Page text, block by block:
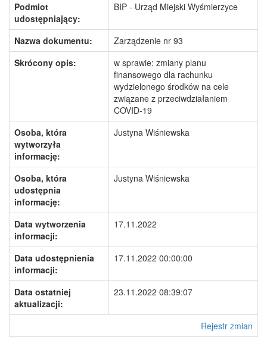
Podmiot
udostępniający:
BIP - Urząd Miejski Wyśmierzyce
Nazwa dokumentu:
Zarządzenie nr 93
Skrócony opis:
w sprawie: zmiany planu
finansowego dla rachunku
wydzielonego środków na cele
związane z przeciwdziałaniem
COVID-19
Osoba, która
wytworzyła
informację:
Justyna Wiśniewska
Osoba, która
udostępnia
informację:
Justyna Wiśniewska
Data wytworzenia
informacji:
17.11.2022
Data udostępnienia
informacji:
17.11.2022 00:00:00
Data ostatniej
aktualizacji:
23.11.2022 08:39:07
Rejestr zmian